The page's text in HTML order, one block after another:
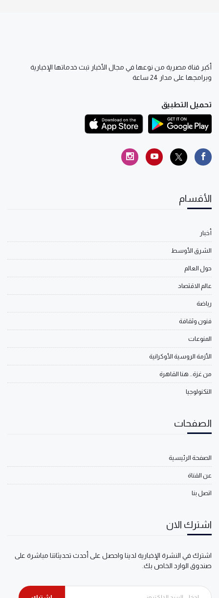
أكبر قناة مصرية من نوعها في مجال الأخبار تبث خدماتها الإخبارية
وبرامجها على مدار 24 ساعة
تحميل التطبيق
الأقسام
أخبار
الشرق الأوسط
حول العالم
عالم الاقتصاد
رياضة
فنون وثقافة
المنوعات
الأزمة الروسية الأوكرانية
من غزة.. هنا القاهرة
التكنولوجيا
الصفحات
الصفحة الرئيسية
عن القناة
اتصل بنا
اشترك الان
اشترك في النشرة الإخبارية لدينا واحصل على أحدث تحديثاتنا مباشرة على
صندوق الوارد الخاص بك.